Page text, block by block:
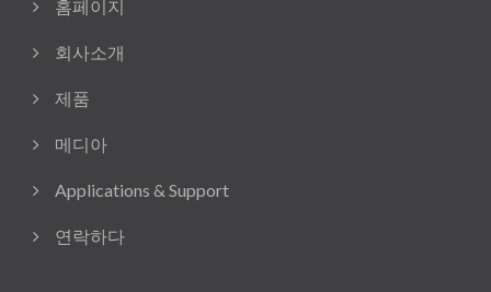
홈페이지
회사소개
제품
메디아
Applications & Support
연락하다